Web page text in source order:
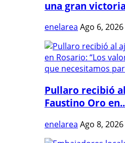
una gran
enelarea Ago 6, 2026
Pullaro recibió
Faustino Oro
enelarea Ago 8, 2026